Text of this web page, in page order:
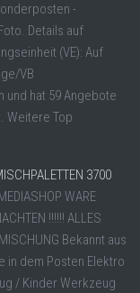
-
Details auf
(VE): Auf
VB
und hat 59 Angebote
Weitere Top
3700
WARE
!!!!!! ALLES
Bekannt aus
in dem Posten Elektro
/ Kinder Werkzeug